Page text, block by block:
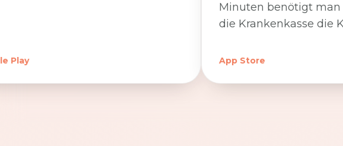
Play
Minuten benötigt man
die Krankenkasse die
App Store